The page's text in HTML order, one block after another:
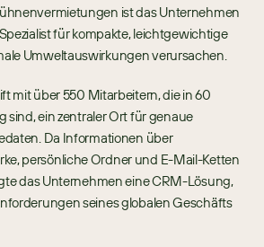
ist das Unternehmen
für kompakte, leichtgewichtige
Umweltauswirkungen verursachen.
mit über 550 Mitarbeitern, die in 60
sind, ein zentraler Ort für genaue
Da Informationen über
persönliche Ordner und E-Mail-Ketten
das Unternehmen eine CRM-Lösung,
seines globalen Geschäfts